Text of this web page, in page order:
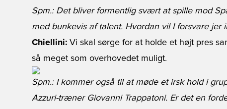
Spm.: Det bliver formentlig svært at spille mod
med bunkevis af talent. Hvordan vil I forsvare jer
Chiellini: Vi skal sørge for at holde et højt pres
så meget som overhovedet muligt.
Spm.: I kommer også til at møde et irsk hold i
Azzuri-træner Giovanni Trappatoni. Er det en